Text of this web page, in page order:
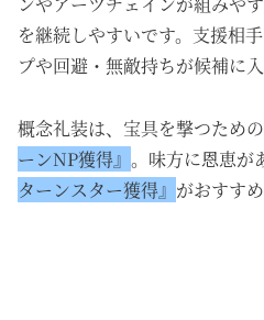
を継続しやすいです。支援相
プや回避・無敵持ちが候補に入
概念礼装は、宝具を撃つための
ーンNP獲得』 。味方に恩恵が
ターンスター獲得』 がおすすめ